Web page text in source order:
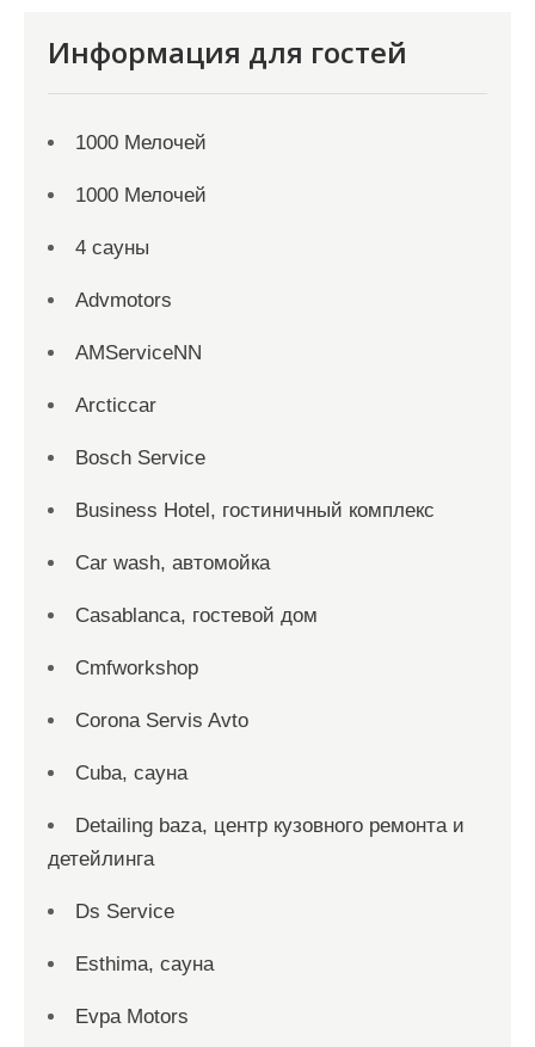
Информация для гостей
1000 Мелочей
1000 Мелочей
4 сауны
Advmotors
AMServiceNN
Arcticcar
Bosch Service
Business Hotel, гостиничный комплекс
Car wash, автомойка
Casablanca, гостевой дом
Cmfworkshop
Corona Servis Avto
Cuba, сауна
Detailing baza, центр кузовного ремонта и
детейлинга
Ds Service
Esthima, сауна
Evpa Motors